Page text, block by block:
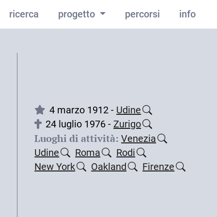
ricerca progetto percorsi info
4 marzo 1912 - Udine
24 luglio 1976 -Zurigo
Luoghi di attività: Venezia
Udine
Roma
Rodi
New York
Oakland Firenze